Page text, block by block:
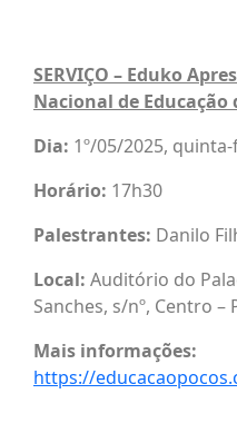
SERVIÇO – Eduko
Nacional de Educação
Dia: 1º/05/2025,
Horário: 17h30
Palestrantes: Danilo
Local: Auditório do
Sanches, s/nº, Centro –
Mais informações:
https://